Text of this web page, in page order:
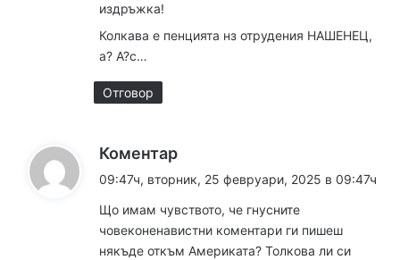
издръжка!
Колкава е пенцията нз отрудения НАШЕНЕЦ,
а? А?с…
Отговор
Коментар
а
:
09:47ч, вторник, 25 февруари, 2025 в 09:47ч
Що имам чувството, че гнусните
човеконенавистни коментари ги пишеш
някъде откъм Америката? Толкова ли си